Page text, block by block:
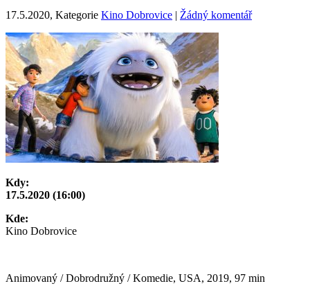
17.5.2020, Kategorie Kino Dobrovice | Žádný komentář
Kdy:
17.5.2020 (16:00)
Kde:
Kino Dobrovice
Animovaný / Dobrodružný / Komedie, USA, 2019, 97 min